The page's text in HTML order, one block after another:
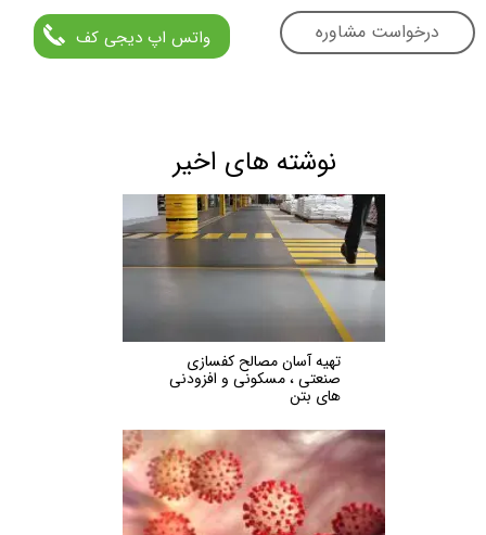
درخواست مشاوره واتس اپ دیجی کف
نوشته های اخیر
تهیه آسان مصالح کفسازی
صنعتی ، مسکونی و افزودنی
های بتن